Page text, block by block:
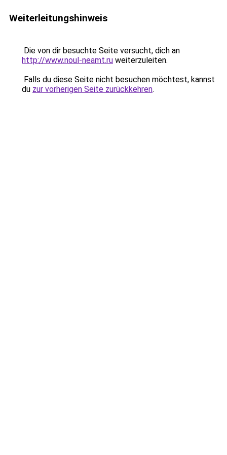
Weiterleitungshinweis
Die von dir besuchte Seite versucht, dich an
http://www.noul-neamt.ru weiterzuleiten.
Falls du diese Seite nicht besuchen möchtest, kannst
du zur vorherigen Seite zurückkehren.